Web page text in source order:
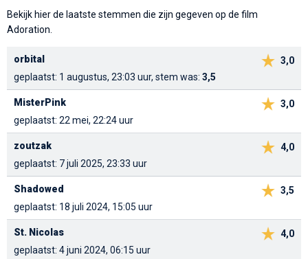
Bekijk hier de laatste stemmen die zijn gegeven op de film
Adoration.
3,0
orbital
geplaatst: 1 augustus, 23:03 uur, stem was: 3,5
3,0
MisterPink
geplaatst: 22 mei, 22:24 uur
4,0
zoutzak
geplaatst: 7 juli 2025, 23:33 uur
3,5
Shadowed
geplaatst: 18 juli 2024, 15:05 uur
4,0
St. Nicolas
geplaatst: 4 juni 2024, 06:15 uur